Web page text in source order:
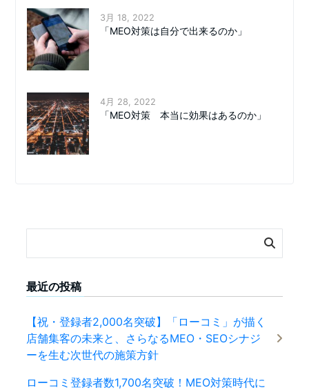
3月 18, 2022
「MEO対策は自分で出来るのか」
4月 28, 2022
「MEO対策 本当に効果はあるのか」
最近の投稿
【祝・登録者2,000名突破】「ローコミ」が描く
店舗集客の未来と、さらなるMEO・SEOシナジ
ーを生む次世代の施策方針
ローコミ登録者数1,700名突破！MEO対策時代に